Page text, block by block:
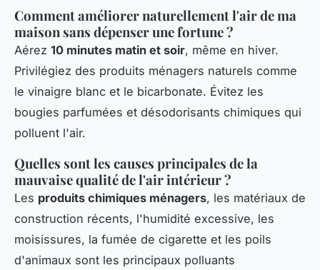
Comment améliorer naturellement l'air de ma
maison sans dépenser une fortune ?
Aérez 10 minutes matin et soir, même en hiver.
Privilégiez des produits ménagers naturels comme
le vinaigre blanc et le bicarbonate. Évitez les
bougies parfumées et désodorisants chimiques qui
polluent l'air.
Quelles sont les causes principales de la
mauvaise qualité de l'air intérieur ?
Les produits chimiques ménagers, les matériaux de
construction récents, l'humidité excessive, les
moisissures, la fumée de cigarette et les poils
d'animaux sont les principaux polluants